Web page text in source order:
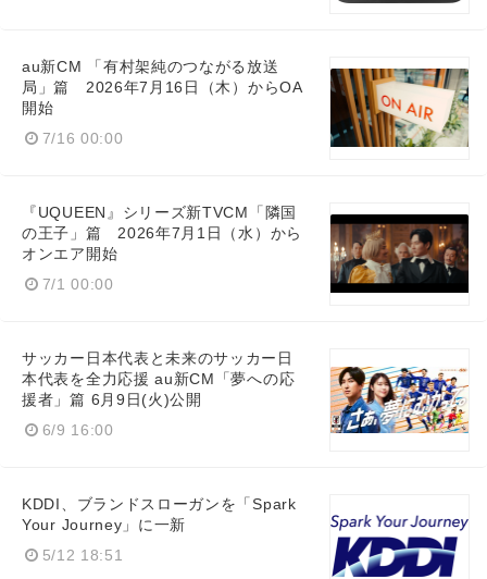
au新CM 「有村架純のつながる放送
局」篇 2026年7月16日（木）からOA
開始
7/16 00:00
『UQUEEN』シリーズ新TVCM「隣国
の王子」篇 2026年7月1日（水）から
オンエア開始
7/1 00:00
サッカー日本代表と未来のサッカー日
本代表を全力応援 au新CM「夢への応
援者」篇 6月9日(火)公開
6/9 16:00
KDDI、ブランドスローガンを「Spark
Your Journey」に一新
5/12 18:51
Japanese
English